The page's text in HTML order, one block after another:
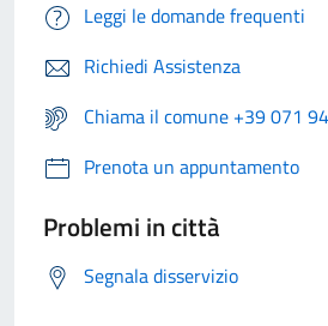
Leggi le domande frequenti
Richiedi Assistenza
Chiama il comune +39 071
Prenota un appuntamento
Problemi in città
Segnala disservizio